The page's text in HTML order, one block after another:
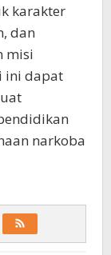
karakter
dan
misi
ini dapat
narkoba